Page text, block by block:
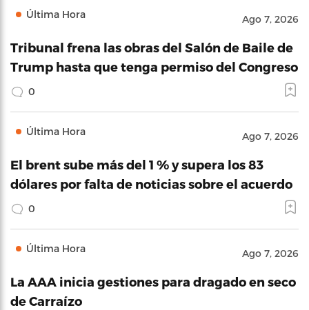
Última Hora Ago 7, 2026
Tribunal frena las obras del Salón de Baile de
Trump hasta que tenga permiso del Congreso
0
Última Hora Ago 7, 2026
El brent sube más del 1 % y supera los 83
dólares por falta de noticias sobre el acuerdo
0
Última Hora Ago 7, 2026
La AAA inicia gestiones para dragado en seco
de Carraízo